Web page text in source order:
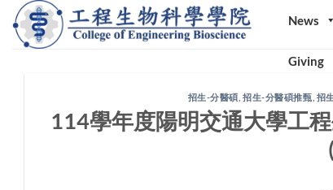
Skip
content
News
Giving
招生-分醫碩 ,招生-分醫碩推甄 招
114學年度陽明交通大學工